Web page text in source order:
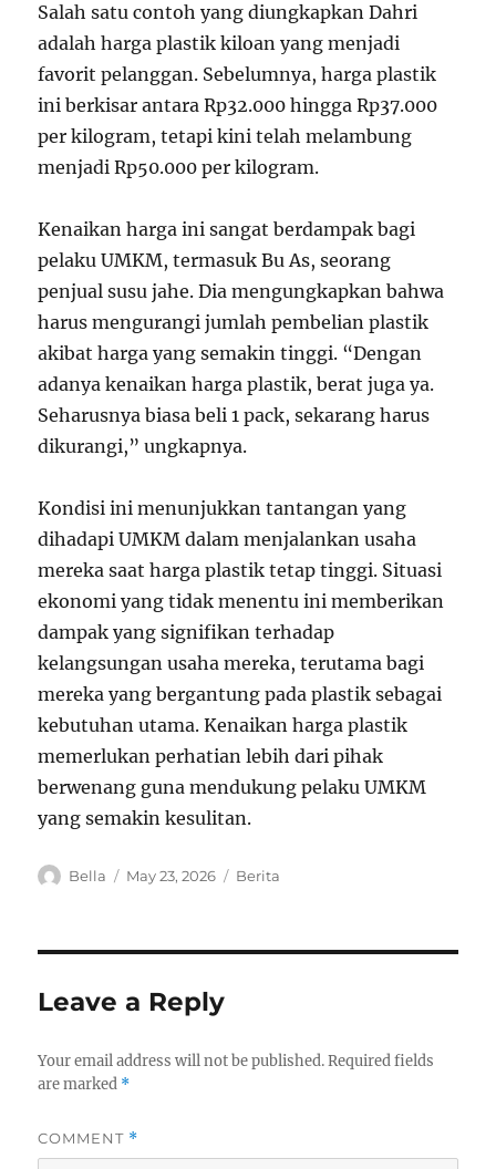
Salah satu contoh yang diungkapkan Dahri
adalah harga plastik kiloan yang menjadi
favorit pelanggan. Sebelumnya, harga plastik
ini berkisar antara Rp32.000 hingga Rp37.000
per kilogram, tetapi kini telah melambung
menjadi Rp50.000 per kilogram.
Kenaikan harga ini sangat berdampak bagi
pelaku UMKM, termasuk Bu As, seorang
penjual susu jahe. Dia mengungkapkan bahwa
harus mengurangi jumlah pembelian plastik
akibat harga yang semakin tinggi. “Dengan
adanya kenaikan harga plastik, berat juga ya.
Seharusnya biasa beli 1 pack, sekarang harus
dikurangi,” ungkapnya.
Kondisi ini menunjukkan tantangan yang
dihadapi UMKM dalam menjalankan usaha
mereka saat harga plastik tetap tinggi. Situasi
ekonomi yang tidak menentu ini memberikan
dampak yang signifikan terhadap
kelangsungan usaha mereka, terutama bagi
mereka yang bergantung pada plastik sebagai
kebutuhan utama. Kenaikan harga plastik
memerlukan perhatian lebih dari pihak
berwenang guna mendukung pelaku UMKM
yang semakin kesulitan.
A
Bella
P
o
May 23, 2026
C
e
Berita
Leave a Reply
Your email address will not be published. Required fields
are marked *
COMMENT *